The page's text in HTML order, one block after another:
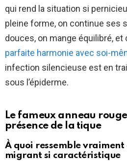
qui rend la situation si
pleine forme, on continue ses
douces, on mange équilibré, et
parfaite harmonie avec soi-
infection silencieuse est en
sous l’épiderme.
Le fameux anneau
présence de la tique
À quoi ressemble vraiment
migrant si caractéristique